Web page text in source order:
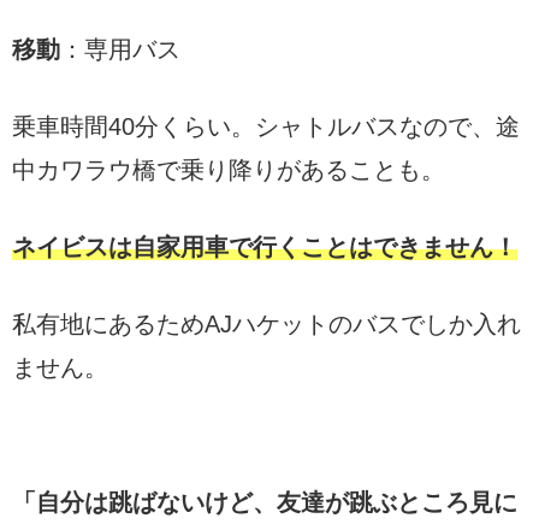
移動 ：専用バス
乗車時間40分くらい。シャトルバスなので、途
中カワラウ橋で乗り降りがあることも。
ネイビスは自家用車で行くことはできません！
私有地にあるためAJハケットのバスでしか入れ
ません。
「自分は跳ばないけど、友達が跳ぶところ見に